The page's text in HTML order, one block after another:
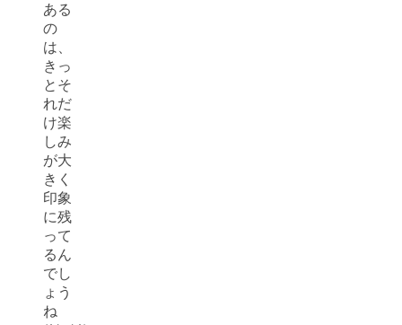
ある
の
は、
きっ
とそ
れだ
け楽
しみ
が大
きく
印象
に残
って
るん
でし
ょう
ね